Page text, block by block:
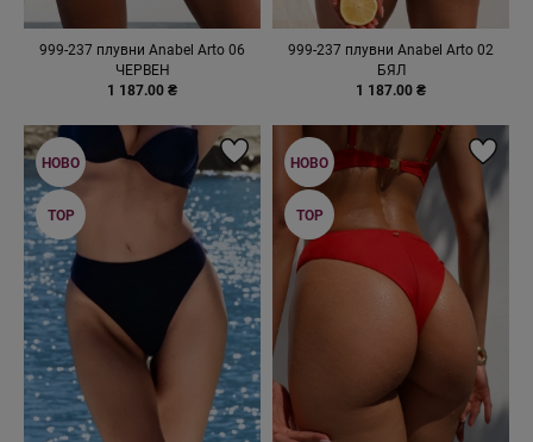
999-237 плувни Anabel Arto 06
ЧЕРВЕН
1 187.00 ₴
999-237 плувни Anabel Arto 02
БЯЛ
1 187.00 ₴
НОВО
TOP
НОВО
TOP